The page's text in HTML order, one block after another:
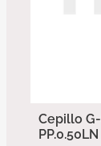
Cepillo